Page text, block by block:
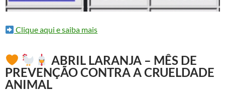
Clique aqui e saiba mais
ABRIL LARANJA – MÊS DE
PREVENÇÃO CONTRA A CRUELDADE
ANIMAL